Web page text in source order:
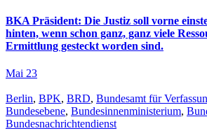
BKA Präsident: Die Justiz soll vorne
hinten, wenn schon ganz, ganz viele
Ermittlung gesteckt worden sind.
Mai 23
Berlin, BPK, BRD, Bundesamt für
Bundesebene, Bundesinnenministerium,
Bundesnachrichtendienst